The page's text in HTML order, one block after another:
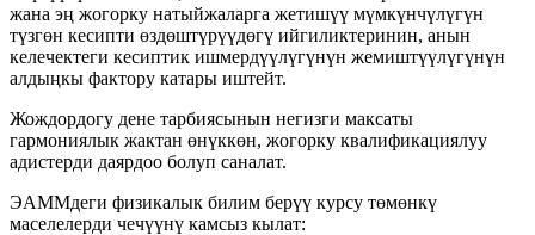
жана эң жогорку натыйжаларга жетишүү мүмкүнчүлүгүн
түзгөн кесипти өздөштүрүүдөгү ийгиликтеринин, анын
келечектеги кесиптик ишмердүүлүгүнүн жемиштүүлүгүнүн
алдыңкы фактору катары иштейт.
Жождордогу дене тарбиясынын негизги максаты
гармониялык жактан өнүккөн, жогорку квалификациялуу
адистерди даярдоо болуп саналат.
ЭАММдеги физикалык билим берүү курсу төмөнкү
маселелерди чечүүнү камсыз кылат: